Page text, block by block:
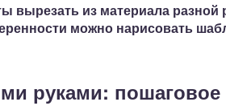
вырезать из материала
можно нарисовать
руками: